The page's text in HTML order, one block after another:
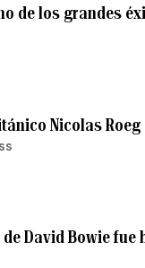
de los grandes
Nicolas Roeg
David Bowie fue